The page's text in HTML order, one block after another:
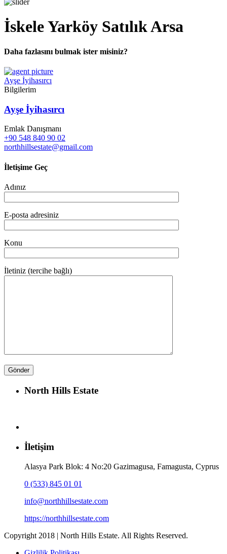
İskele Yarköy Satılık Arsa
Daha fazlasını bulmak ister misiniz?
Ayşe İyihasırcı
Bilgilerim
Ayşe İyihasırcı
Emlak Danışmanı
+90 548 840 90 02
northhillsestate@gmail.com
İletişime Geç
Adınız
E-posta adresiniz
Konu
İletiniz (tercihe bağlı)
North Hills Estate
İletişim
Alasya Park Blok: 4 No:20 Gazimagusa, Famagusta, Cyprus
0 (533) 845 01 01
info@northhillsestate.com
https://northhillsestate.com
Copyright 2018 | North Hills Estate. All Rights Reserved.